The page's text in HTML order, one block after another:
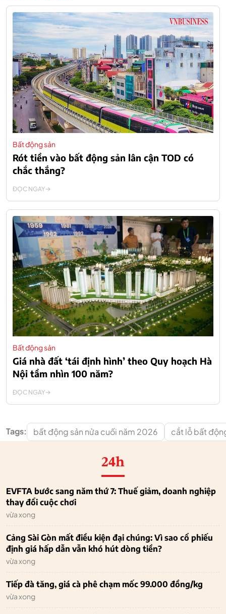
Bất động sản
Rót tiền vào bất động sản lân cận TOD có
chắc thắng?
ĐỌC NGAY
Bất động sản
Giá nhà đất ‘tái định hình’ theo Quy hoạch Hà
Nội tầm nhìn 100 năm?
ĐỌC NGAY
Tags: bất động sản nửa cuối năm 2026 cắt lỗ bất
24h
EVFTA bước sang năm thứ 7: Thuế giảm, doanh nghiệp
thay đổi cuộc chơi
vừa xong
Cảng Sài Gòn mất điều kiện đại chúng: Vì sao cổ phiếu
định giá hấp dẫn vẫn khó hút dòng tiền?
vừa xong
Tiếp đà tăng, giá cà phê chạm mốc 99.000 đồng/kg
vừa xong